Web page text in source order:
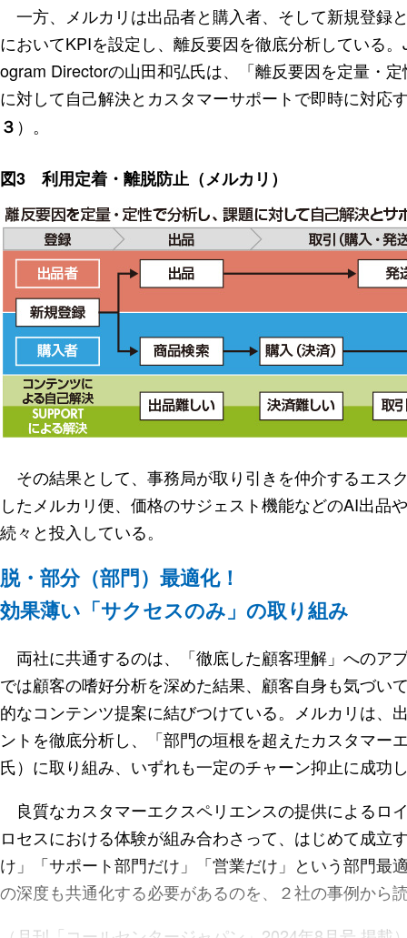
一方、メルカリは出品者と購入者、そして新規登録
においてKPIを設定し、離反要因を徹底分析している
ogram Directorの山田和弘氏は、「離反要因を定量・
に対して自己解決とカスタマーサポートで即時に対応
３ ）。
図3 利用定着・離脱防止（メルカリ）
その結果として、事務局が取り引きを仲介するエス
したメルカリ便、価格のサジェスト機能などのAI出品
続々と投入している。
脱・部分（部門）最適化！
効果薄い「サクセスのみ」の取り組み
両社に共通するのは、「徹底した顧客理解」へのア
では顧客の嗜好分析を深めた結果、顧客自身も気づい
的なコンテンツ提案に結びつけている。メルカリは、
ントを徹底分析し、「部門の垣根を超えたカスタマー
氏）に取り組み、いずれも一定のチャーン抑止に成功
良質なカスタマーエクスペリエンスの提供によるロ
ロセスにおける体験が組み合わさって、はじめて成立
け」「サポート部門だけ」「営業だけ」という部門最
の深度も共通化する必要があるのを、２社の事例から